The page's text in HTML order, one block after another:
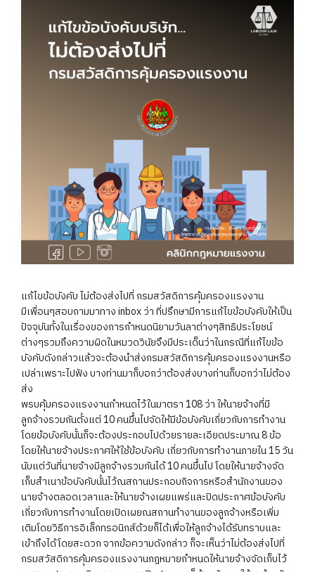
แก้ไขข้อบังคับ ไม่ต้องส่งไปที่ กรมสวัสดิการคุ้มครองแรงงาน
มีเพื่อนๆสอบถามมาทาง inbox ว่า ที่ปรึกษามีการแก้ไขข้อบังคับให้เป็น
ปัจจุบันทั้งในเรื่องของการกำหนดนิยามวันลาต่างๆสิทธิประโยชน์
ต่างๆรวมถึงความผิดในหมวดวินัยจึงมีประเด็นว่าในกรณีที่แก้ไขข้อ
บังคับดังกล่าวแล้วจะต้องนำส่งกรมสวัสดิการคุ้มครองแรงงานหรือ
เปล่าเพราะไปฟัง บางท่านมาก็บอกว่าต้องส่งบางท่านก็บอกว่าไม่ต้อง
ส่ง
พรบคุ้มครองแรงงานกำหนดไว้ในมาตรา 108 ว่า ให้นายจ้างที่มี
ลูกจ้างรวมกันตั้งแต่ 10 คนขึ้นไปจัดให้มีข้อบังคับเกี่ยวกับการทำงาน
โดยข้อบังคับนั้นก็จะต้องประกอบไปด้วยรายละเอียดประมาณ 8 ข้อ
โดยให้นายจ้างประกาศให้ใช้ข้อบังคับ เกี่ยวกับการทำงานภายใน 15 วัน
นับแต่วันที่นายจ้างมีลูกจ้างรวมกันได้ 10 คนขึ้นไป โดยให้นายจ้างจัด
เก็บสำเนาข้อบังคับนั้นไว้ณสถานประกอบกิจการหรือสำนักงานของ
นายจ้างตลอดเวลาและให้นายจ้างเผยแพร่และปิดประกาศข้อบังคับ
เกี่ยวกับการทำงานโดยเปิดเผยณสถานทำงานของลูกจ้างหรือเพิ่ม
เติมโดยวิธีการอิเล็กทรอนิกส์ด้วยก็ได้เพื่อให้ลูกจ้างได้รับทราบและ
เข้าถึงได้โดยสะดวก จากข้อความดังกล่าว ก็จะเห็นว่าไม่ต้องส่งไปที่
กรมสวัสดิการคุ้มครองแรงงานกฎหมายกำหนดให้นายจ้างจัดเก็บไว้